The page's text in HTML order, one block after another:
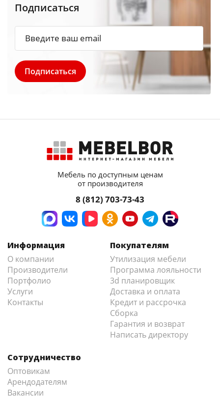
Подписаться
Мебель по доступным ценам
от производителя
8 (812) 703-73-43
Информация
О компании
Производители
Портфолио
Услуги
Контакты
Покупателям
Утилизация мебели
Программа лояльности
3d планировщик
Доставка и оплата
Кредит и рассрочка
Сборка
Гарантия и возврат
Написать директору
Сотрудничество
Оптовикам
Арендодателям
Вакансии